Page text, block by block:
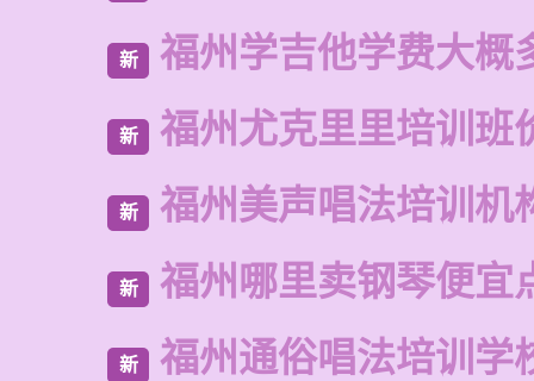
新 福州学吉他学费大概
新 福州尤克里里培训班
新 福州美声唱法培训机
新 福州哪里卖钢琴便宜
新 福州通俗唱法培训学